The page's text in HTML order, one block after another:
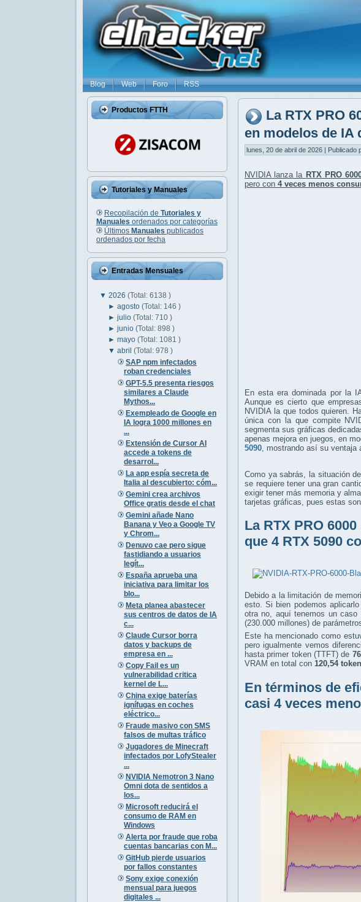
Blog Web Foro RSS
Productos FTTH
Tutoriales y Manuales
Recopilación de Tutoriales y
Manuales ordenados por categorías
Últimos Manuales publicados
ordenados por fecha
Entradas Mensuales
▼ 2026 (Total: 6138 )
►agosto(Total: 146 )
►julio(Total: 710 )
►junio(Total: 898 )
►mayo(Total: 1081 )
▼abril(Total: 978 )
SAP npm infectados
roban credenciales
GPT-5.5 presenta riesgos
similares a Claude
Mythos...
Exempleado de Google en
IA logra 1000 millones en
...
Extensión de Cursor AI
accede a tokens de
desarrol...
La app espía secreta de
Italia al descubierto: cóm...
Gemini crea archivos
Office gratis desde el chat
Gemini añade Nano
Banana y Veo a Google TV
y Chrom...
Denuvo cae pero sigue
fastidiando a usuarios
legít...
España aprueba una
iniciativa para limitar los
blo...
Meta planea abastecer
sus centros de datos de IA
c...
Claude Cursor borra
datos y backups de
empresa en ...
Copy Fail es un
vulnerabilidad critica
kernel de L...
China exige baterías
ignífugas en coches
eléctrico...
Fraude masivo con SMS
falsos de multas tráfico
Jugadores de Minecraft
infectados por LofyStealer
...
NVIDIA Nemotron 3 Nano
Omni dota de sentidos a
los...
Microsoft reducirá el
consumo de RAM en
Windows
Alerta por fraude que roba
cuentas bancarias con M...
GitHub pierde usuarios
por fallos constantes
Sony exige conexión
mensual para juegos
digitales ...
La RTX PRO
en modelos de IA
lunes, 20 de abril de 2026 | Publicado
NVIDIA lanza la RTX PRO
pero con 4 veces menos
En esta era dominada por la
Aunque es cierto que
NVIDIA la que todos quieren.
única con la que compite
segmenta sus gráficas
apenas mejora en juegos, en
5090 , mostrando así su ventaja
Como ya sabrás, la situación
se requiere tener una gran
exigir tener más memoria y
tarjetas gráficas, pues estas
La RTX PRO
que 4 RTX 5090
Debido a la limitación de
esto. Si bien podemos
otra no, aquí tenemos un
(230.000 millones) de
Este ha mencionado como
pero igualmente vemos
hasta primer token (TTFT) de
VRAM en total con 120,54
En términos de
casi 4 veces